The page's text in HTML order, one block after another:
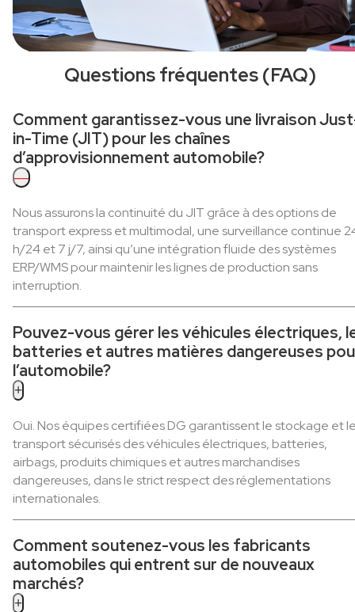
Questions fréquentes (FAQ)
Comment garantissez-vous une livraison
in-Time (JIT) pour les chaînes
d’approvisionnement automobile?
—
Nous assurons la continuité du JIT grâce à des options de
transport express et multimodal, une surveillance continue
h/24 et 7 j/7, ainsi qu’une intégration fluide des systèmes
ERP/WMS pour maintenir les lignes de production sans
interruption.
Pouvez-vous gérer les véhicules électriques,
batteries et autres matières dangereuses
l’automobile?
+
Oui. Nos équipes certifiées DG garantissent le stockage et
transport sécurisés des véhicules électriques, batteries,
airbags, produits chimiques et autres marchandises
dangereuses, dans le strict respect des réglementations
internationales.
Comment soutenez-vous les fabricants
automobiles qui entrent sur de nouveaux
marchés?
+